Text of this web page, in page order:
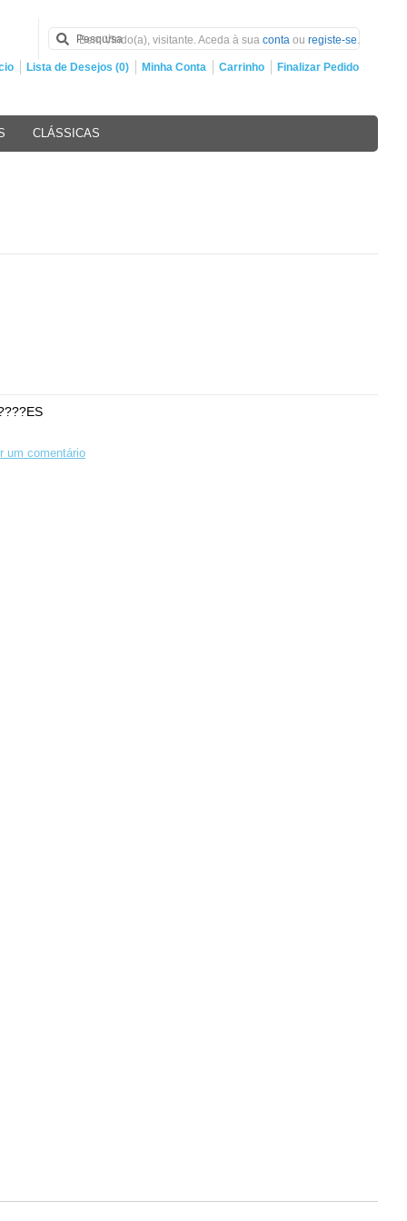
Bem Vindo(a), visitante. Aceda à sua conta ou registe-se.
Lista de Desejos (0) Minha Conta Carrinho Finalizar Pedido
CLÁSSICAS
um comentário